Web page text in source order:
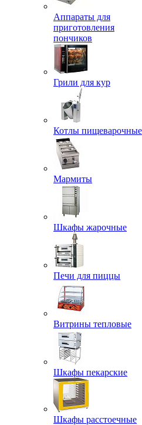
Аппараты для
приготовления
пончиков
Грили для кур
Котлы пищеварочные
Мармиты
Шкафы жарочные
Печи для пиццы
Витрины тепловые
Шкафы пекарские
Шкафы расстоечные